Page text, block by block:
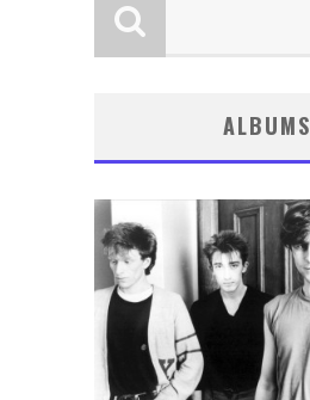
ALBUMS